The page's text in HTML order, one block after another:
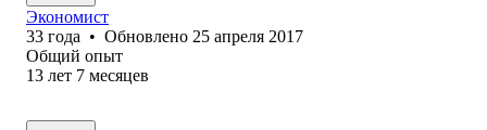
Экономист
33 года • Обновлено 25 апреля 2017
Общий опыт
13 лет 7 месяцев